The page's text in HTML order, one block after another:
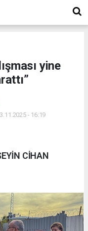
yine
- 16:19
CİHAN